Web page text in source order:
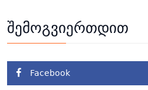
შემოგვიერთდით
Facebook